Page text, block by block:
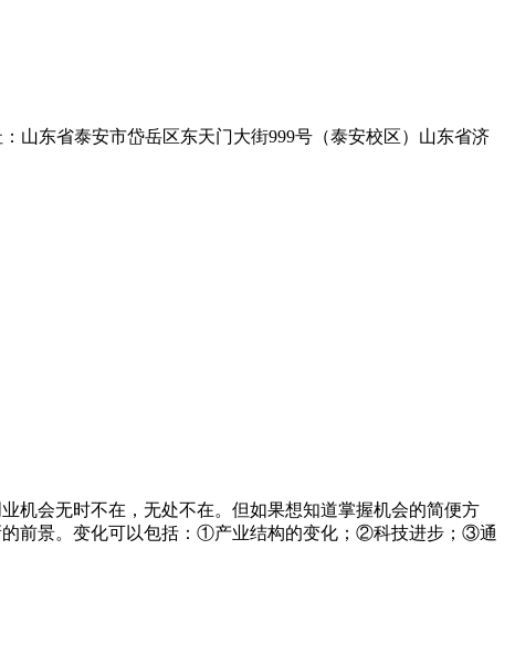
山东省泰安市岱岳区东天门大街999号（泰安校区）山东省济
机会无时不在，无处不在。但如果想知道掌握机会的简便方
的前景。变化可以包括：①产业结构的变化；②科技进步；③通